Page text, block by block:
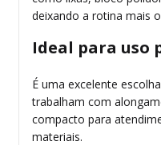
deixando a rotina mais
Ideal para uso
É uma excelente
trabalham com
compacto para
materiais.